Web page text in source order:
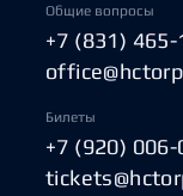
Общие вопросы
+7 (831)
Билеты
+7 (920)